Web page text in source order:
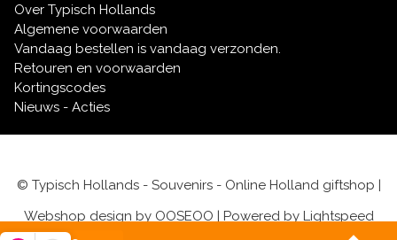
Over Typisch Hollands
Algemene voorwaarden
Vandaag bestellen is vandaag verzonden.
Retouren en voorwaarden
Kortingscodes
Nieuws - Acties
© Typisch Hollands - Souvenirs - Online Holland giftshop |
Webshop design by OOSEOO | Powered by Lightspeed